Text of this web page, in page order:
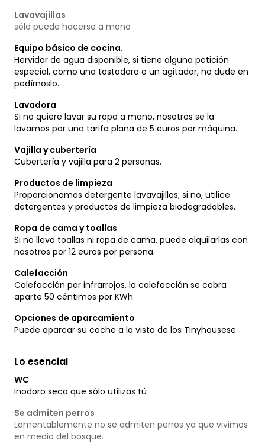
Lavavajillas
sólo puede hacerse a mano
Equipo básico de cocina.
Hervidor de agua disponible, si tiene alguna petición
especial, como una tostadora o un agitador, no dude en
pedírnoslo.
Lavadora
Si no quiere lavar su ropa a mano, nosotros se la
lavamos por una tarifa plana de 5 euros por máquina.
Vajilla y cubertería
Cubertería y vajilla para 2 personas.
Productos de limpieza
Proporcionamos detergente lavavajillas; si no, utilice
detergentes y productos de limpieza biodegradables.
Ropa de cama y toallas
Si no lleva toallas ni ropa de cama, puede alquilarlas con
nosotros por 12 euros por persona.
Calefacción
Calefacción por infrarrojos, la calefacción se cobra
aparte 50 céntimos por KWh
Opciones de aparcamiento
Puede aparcar su coche a la vista de los Tinyhousese
Lo esencial
WC
Inodoro seco que sólo utilizas tú
Se admiten perros
Lamentablemente no se admiten perros ya que vivimos
en medio del bosque.